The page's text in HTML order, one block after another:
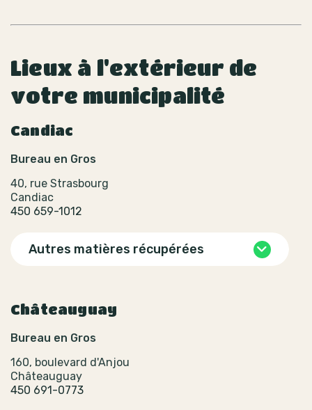
Lieux à l'extérieur de
votre municipalité
Candiac
Bureau en Gros
40, rue Strasbourg
Candiac
450 659-1012
Autres matières récupérées
Châteauguay
Bureau en Gros
160, boulevard d'Anjou
Châteauguay
450 691-0773